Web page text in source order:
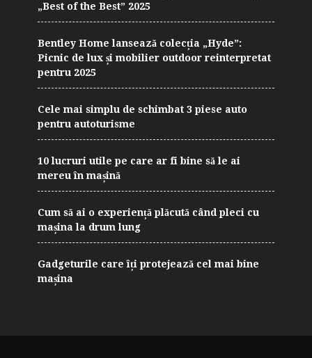
„Best of the Best” 2025
Bentley Home lansează colecția „Hyde”:
Picnic de lux și mobilier outdoor reinterpretat
pentru 2025
Cele mai simplu de schimbat 3 piese auto
pentru autoturisme
10 lucruri utile pe care ar fi bine să le ai
mereu în mașină
Cum să ai o experiență plăcută când pleci cu
mașina la drum lung
Gadgeturile care îți protejează cel mai bine
mașina